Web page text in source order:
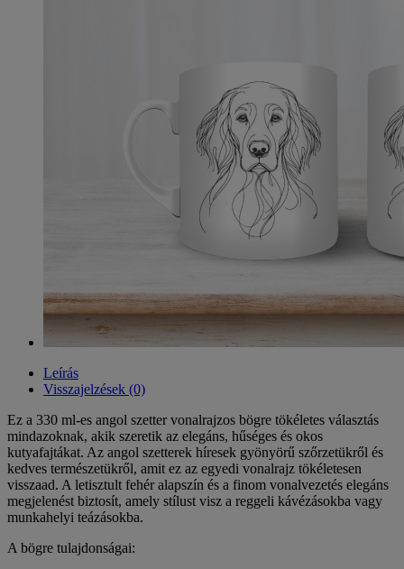
Leírás
Visszajelzések (0)
Ez a 330 ml-es angol szetter vonalrajzos bögre tökéletes választás
mindazoknak, akik szeretik az elegáns, hűséges és okos
kutyafajtákat. Az angol szetterek híresek gyönyörű szőrzetükről és
kedves természetükről, amit ez az egyedi vonalrajz tökéletesen
visszaad. A letisztult fehér alapszín és a finom vonalvezetés elegáns
megjelenést biztosít, amely stílust visz a reggeli kávézásokba vagy
munkahelyi teázásokba.
A bögre tulajdonságai: